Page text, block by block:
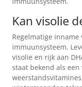
Kan visolie
Regelmatige
immuunsysteem.
visolie en rijk aan
staat bekend als
KINDEREN
VOORDELEN
VOOR
VOLWASSENEN